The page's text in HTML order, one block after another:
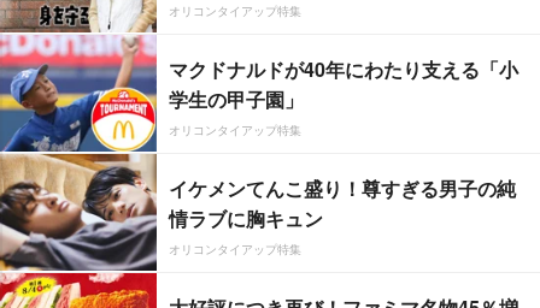
オリコンタイアップ特集
マクドナルドが40年にわたり支える「小
学生の甲子園」
オリコンタイアップ特集
イケメンてんこ盛り！尊すぎる男子の純
情ラブに胸キュン
オリコンタイアップ特集